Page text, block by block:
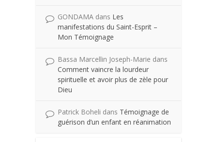
GONDAMA dans Les
manifestations du Saint-Esprit –
Mon Témoignage
Bassa Marcellin Joseph-Marie dans
Comment vaincre la lourdeur
spirituelle et avoir plus de zèle pour
Dieu
Patrick Boheli dans Témoignage de
guérison d’un enfant en réanimation